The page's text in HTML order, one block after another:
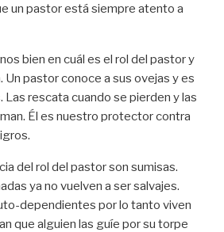
un pastor está siempre atento a
bien en cuál es el rol del pastor y
Un pastor conoce a sus ovejas y es
Las rescata cuando se pierden y las
Él es nuestro protector contra
del rol del pastor son sumisas.
ya no vuelven a ser salvajes.
dependientes por lo tanto viven
que alguien las guíe por su torpe